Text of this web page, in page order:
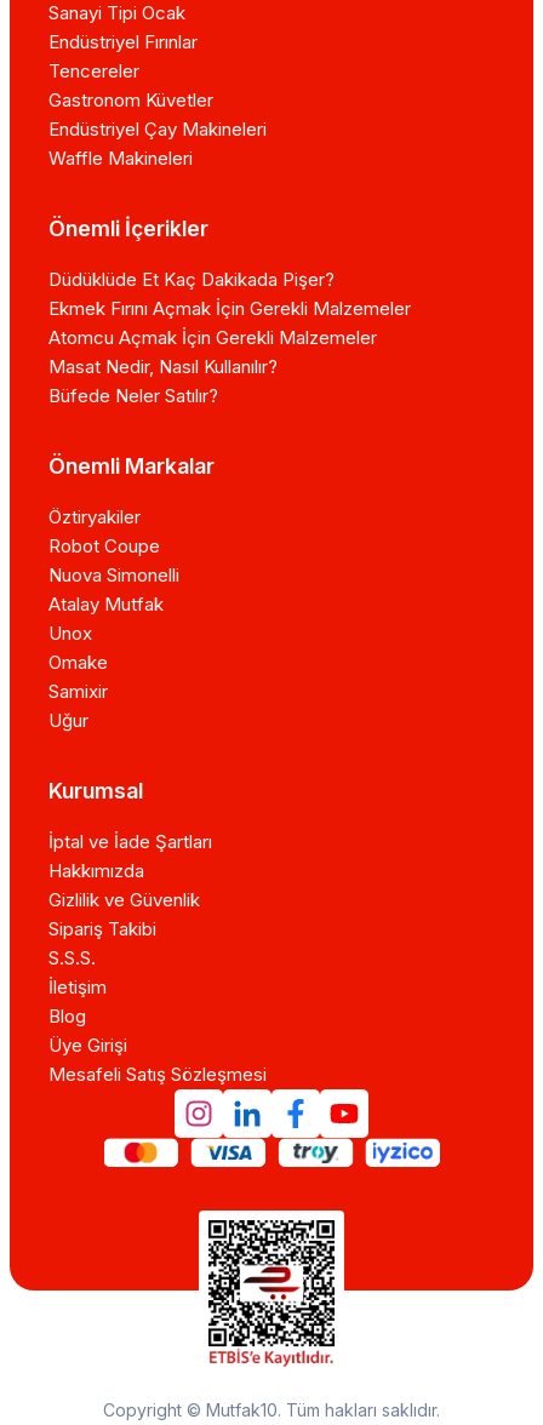
Sanayi Tipi Ocak
Endüstriyel Fırınlar
Tencereler
Gastronom Küvetler
Endüstriyel Çay Makineleri
Waffle Makineleri
Önemli İçerikler
Düdüklüde Et Kaç Dakikada Pişer?
Ekmek Fırını Açmak İçin Gerekli Malzemeler
Atomcu Açmak İçin Gerekli Malzemeler
Masat Nedir, Nasıl Kullanılır?
Büfede Neler Satılır?
Önemli Markalar
Öztiryakiler
Robot Coupe
Nuova Simonelli
Atalay Mutfak
Unox
Omake
Samixir
Uğur
Kurumsal
İptal ve İade Şartları
Hakkımızda
Gizlilik ve Güvenlik
Sipariş Takibi
S.S.S.
İletişim
Blog
Üye Girişi
Mesafeli Satış Sözleşmesi
Copyright © Mutfak10. Tüm hakları saklıdır.